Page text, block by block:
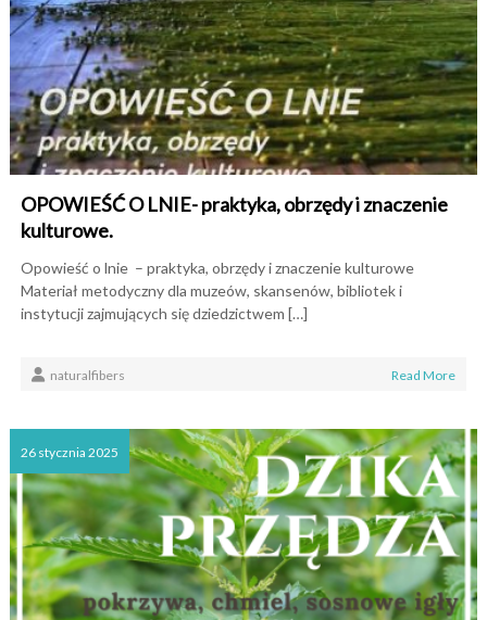
OPOWIEŚĆ O LNIE- praktyka, obrzędy i znaczenie
kulturowe.
Opowieść o lnie – praktyka, obrzędy i znaczenie kulturowe
Materiał metodyczny dla muzeów, skansenów, bibliotek i
instytucji zajmujących się dziedzictwem […]
naturalfibers Read More
26 stycznia 2025